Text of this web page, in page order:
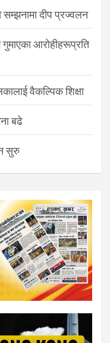
सम्झनामा दीप प्रज्वलन
गुमाएका आरोहीहरूप्रति
वैकल्पिक शिक्षा
बढे
सुरु